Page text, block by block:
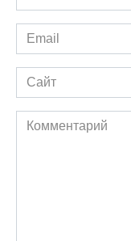
*
Email
*
Сайт
Комментарий